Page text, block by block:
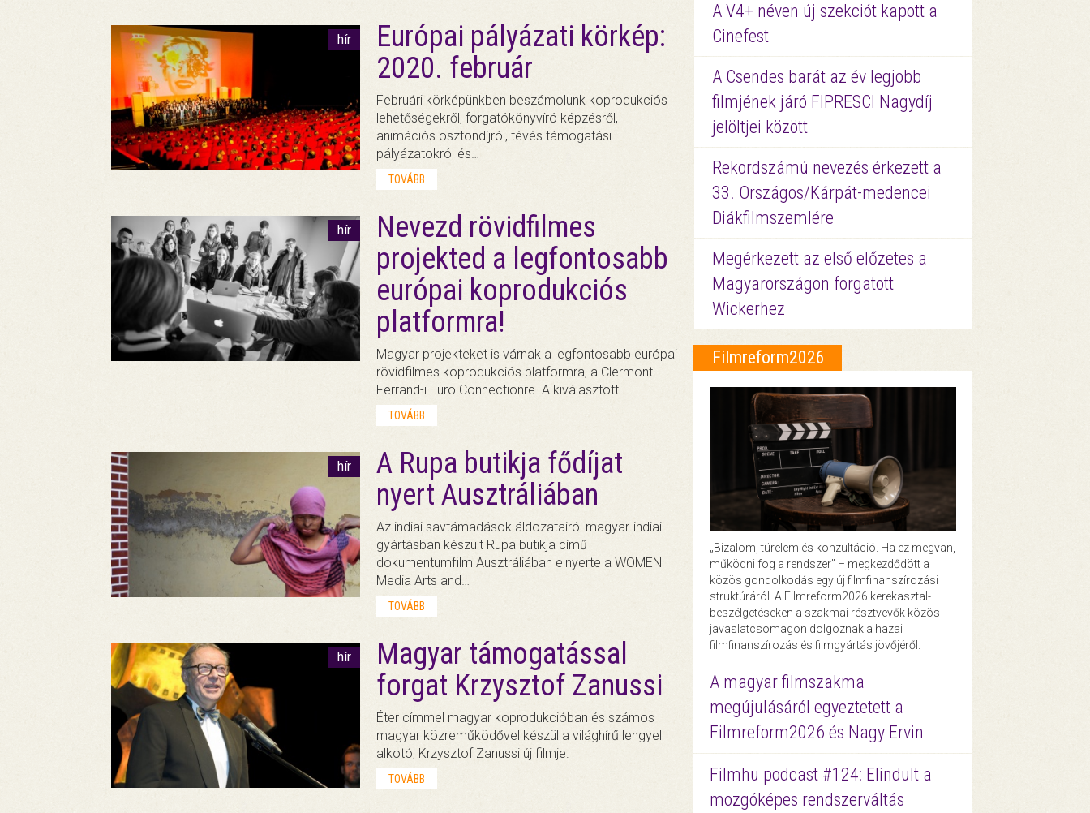
hír
Európai pályázati körkép:
2020. február
Februári körképünkben beszámolunk koprodukciós
lehetőségekről, forgatókönyvíró képzésről,
animációs ösztöndíjról, tévés támogatási
pályázatokról és…
TOVÁBB
hír
Nevezd rövidfilmes
projekted a legfontosabb
európai koprodukciós
platformra!
Magyar projekteket is várnak a legfontosabb európai
rövidfilmes koprodukciós platformra, a Clermont-
Ferrand-i Euro Connectionre. A kiválasztott…
TOVÁBB
hír
A Rupa butikja fődíjat
nyert Ausztráliában
Az indiai savtámadások áldozatairól magyar-indiai
gyártásban készült Rupa butikja című
dokumentumfilm Ausztráliában elnyerte a WOMEN
Media Arts and…
TOVÁBB
hír
Magyar támogatással
forgat Krzysztof Zanussi
Éter címmel magyar koprodukcióban és számos
magyar közreműködővel készül a világhírű lengyel
alkotó, Krzysztof Zanussi új filmje.
TOVÁBB
A V4+ néven új szekciót kapott a
Cinefest
A Csendes barát az év legjobb
filmjének járó FIPRESCI Nagydíj
jelöltjei között
Rekordszámú nevezés érkezett a
33. Országos/Kárpát-medencei
Diákfilmszemlére
Megérkezett az első előzetes a
Magyarországon forgatott
Wickerhez
Filmreform2026
„Bizalom, türelem és konzultáció. Ha ez megvan,
működni fog a rendszer” – megkezdődött a
közös gondolkodás egy új filmfinanszírozási
struktúráról. A Filmreform2026 kerekasztal-
beszélgetéseken a szakmai résztvevők közös
javaslatcsomagon dolgoznak a hazai
filmfinanszírozás és filmgyártás jövőjéről.
A magyar filmszakma
megújulásáról egyeztetett a
Filmreform2026 és Nagy Ervin
Filmhu podcast #124: Elindult a
mozgóképes rendszerváltás